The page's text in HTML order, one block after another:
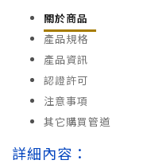
關於商品
產品規格
產品資訊
認證許可
注意事項
其它購買管道
詳細內容：